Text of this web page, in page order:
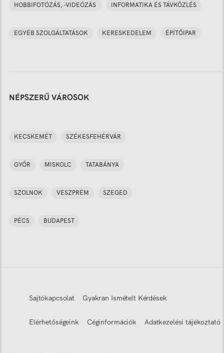
HOBBIFOTÓZÁS, -VIDEÓZÁS INFORMATIKA ÉS TÁVKÖZLÉS
EGYÉB SZOLGÁLTATÁSOK KERESKEDELEM ÉPÍTŐIPAR
NÉPSZERŰ VÁROSOK
KECSKEMÉT SZÉKESFEHÉRVÁR
GYŐR MISKOLC TATABÁNYA
SZOLNOK VESZPRÉM SZEGED
PÉCS BUDAPEST
Sajtókapcsolat Gyakran Ismételt Kérdések
Elérhetőségeink Céginformációk Adatkezelési tájékoztató